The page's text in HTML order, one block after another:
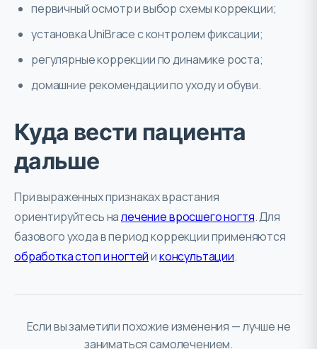
первичный осмотр и выбор схемы коррекции;
установка UniBrace с контролем фиксации;
регулярные коррекции по динамике роста;
домашние рекомендации по уходу и обуви.
Куда вести пациента
дальше
При выраженных признаках врастания
ориентируйтесь налечение вросшего ногтя. Для
базового ухода в период коррекции применяются
обработка стоп и ногтейиконсультации.
Если вы заметили похожие изменения — лучше не
заниматься самолечением.